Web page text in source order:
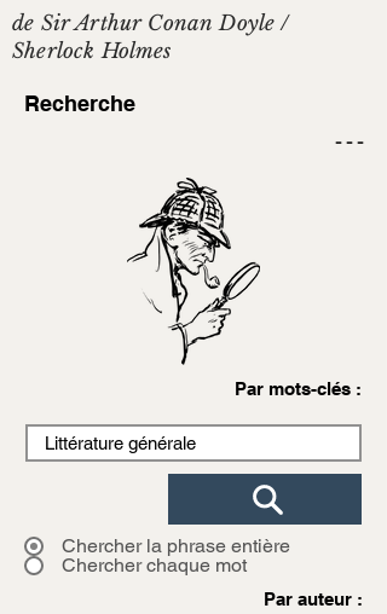
de Sir Arthur Conan Doyle /
Sherlock Holmes
Recherche
- - -
Par mots-clés :
Chercher la phrase entière
Chercher chaque mot
Par auteur :